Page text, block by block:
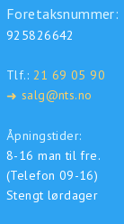
Foretaksnummer:
925826642
Tlf.: 21 69 05 90
➜ salg@nts.no
Åpningstider:
8-16 man til fre.
(Telefon 09-16)
Stengt lørdager